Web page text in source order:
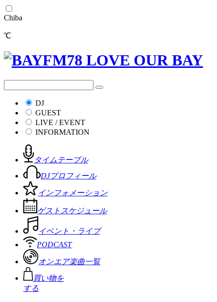
Chiba
℃
DJ
GUEST
LIVE / EVENT
INFORMATION
タイムテーブル
DJプロフィール
インフォメーション
ゲストスケジュール
イベント・ライブ
PODCAST
オンエア楽曲一覧
買い物を
する